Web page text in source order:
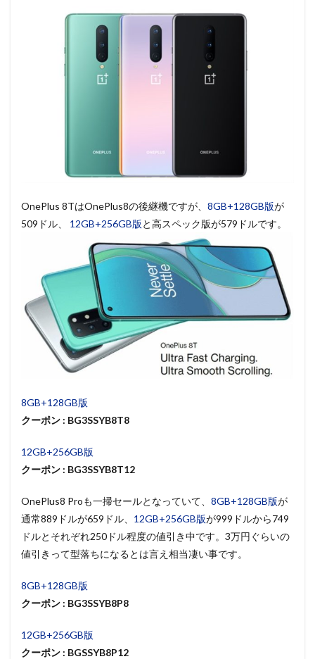
OnePlus 8TはOnePlus8の後継機ですが、 8GB+128GB版が
509ドル、 12GB+256GB版と高スペック版が579ドルです。
8GB+128GB版
クーポン : BG3SSYB8T8
12GB+256GB版
クーポン : BG3SSYB8T12
OnePlus8 Proも一掃セールとなっていて、 8GB+128GB版が
通常889ドルが659ドル、 12GB+256GB版が999ドルから749
ドルとそれぞれ250ドル程度の値引き中です。3万円ぐらいの
値引きって型落ちになるとは言え相当凄い事です。
8GB+128GB版
クーポン : BG3SSYB8P8
12GB+256GB版
クーポン : BGSSYB8P12